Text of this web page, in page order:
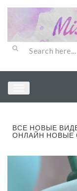
ВСЕ НОВЫЕ
ОНЛАЙН НОВЫЕ